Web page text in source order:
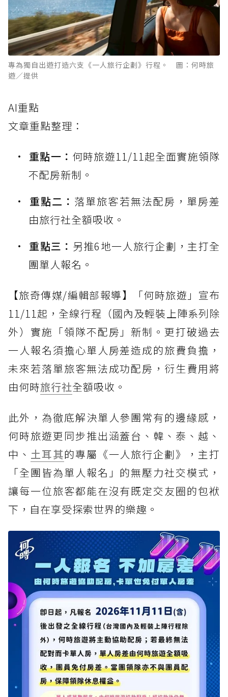
專為獨自出遊打造六支《一人旅行企劃》行程。 圖：何時旅
遊／提供
AI重點
文章重點整理：
重點一： 何時旅遊11/11起全面實施領隊
不配房新制。
重點二： 落單旅客若無法配房，單房差
由旅行社全額吸收。
重點三： 另推6地一人旅行企劃，主打全
團單人報名。
【旅奇傳媒/編輯部報導】「何時旅遊」宣布
11/11起，全線行程（國內及輕裝上陣系列除
外）實施「領隊不配房」新制。更打破過去
一人報名須擔心單人房差造成的旅費負擔，
未來若落單旅客無法成功配房，衍生費用將
由何時旅行社全額吸收。
此外，為徹底解決單人參團常有的邊緣感，
何時旅遊更同步推出涵蓋台、韓、泰、越、
中、 土耳其的專屬《一人旅行企劃》，主打
「全團皆為單人報名」的無壓力社交模式，
讓每一位旅客都能在沒有既定交友圈的包袱
下，自在享受探索世界的樂趣。